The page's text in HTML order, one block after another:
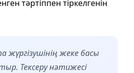
тәртіппен тіркелгенін
жүргізушінің жеке басы
Тексеру нәтижесі